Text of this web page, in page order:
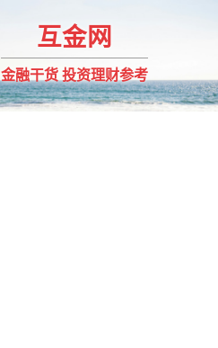
互金网
金融干货 投资理财参考